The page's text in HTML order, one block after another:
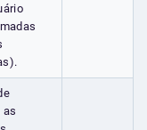
as